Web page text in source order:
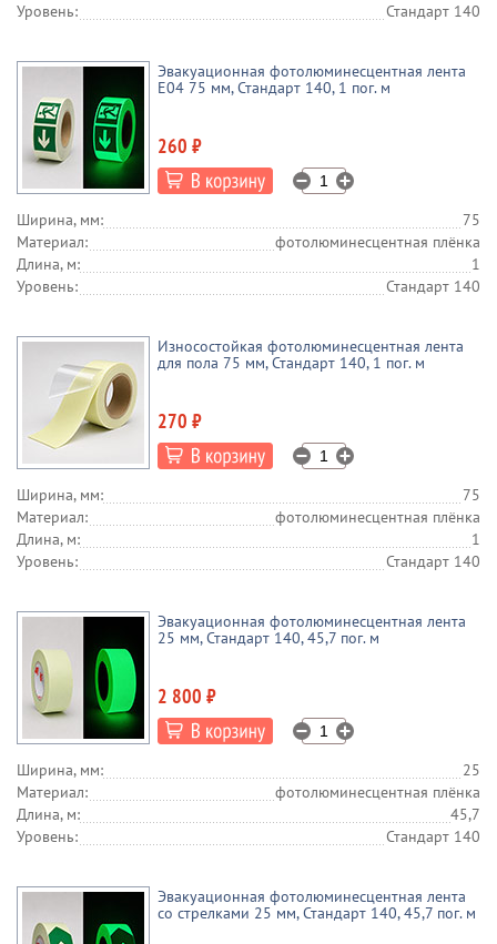
Уровень:
Стандарт 140
Эвакуационная фотолюминесцентная лента
E04 75 мм, Стандарт 140, 1 пог. м
260 ₽
Ширина, мм:
75
Материал:
фотолюминесцентная плёнка
Длина, м:
1
Уровень:
Стандарт 140
Износостойкая фотолюминесцентная лента
для пола 75 мм, Стандарт 140, 1 пог. м
270 ₽
Ширина, мм:
75
Материал:
фотолюминесцентная плёнка
Длина, м:
1
Уровень:
Стандарт 140
Эвакуационная фотолюминесцентная лента
25 мм, Стандарт 140, 45,7 пог. м
2 800 ₽
Ширина, мм:
25
Материал:
фотолюминесцентная плёнка
Длина, м:
45,7
Уровень:
Стандарт 140
Эвакуационная фотолюминесцентная лента
со стрелками 25 мм, Стандарт 140, 45,7 пог. м